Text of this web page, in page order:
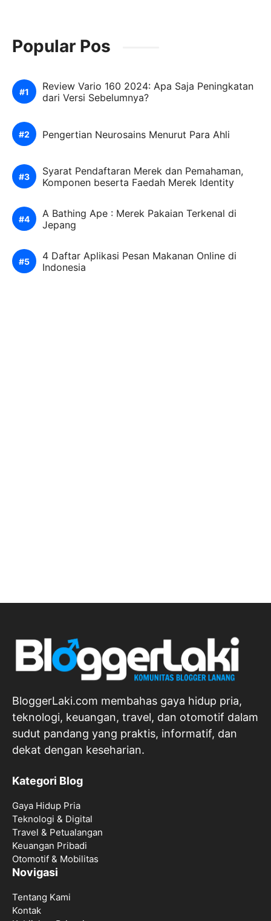
Popular Pos
Review Vario 160 2024: Apa Saja Peningkatan
dari Versi Sebelumnya?
Pengertian Neurosains Menurut Para Ahli
Syarat Pendaftaran Merek dan Pemahaman,
Komponen beserta Faedah Merek Identity
A Bathing Ape : Merek Pakaian Terkenal di
Jepang
4 Daftar Aplikasi Pesan Makanan Online di
Indonesia
BloggerLaki.com membahas gaya hidup pria,
teknologi, keuangan, travel, dan otomotif dalam
sudut pandang yang praktis, informatif, dan
dekat dengan keseharian.
Kategori Blog
Gaya Hidup Pria
Teknologi & Digital
Travel & Petualangan
Keuangan Pribadi
Otomotif & Mobilitas
Novigasi
Tentang Kami
Kontak